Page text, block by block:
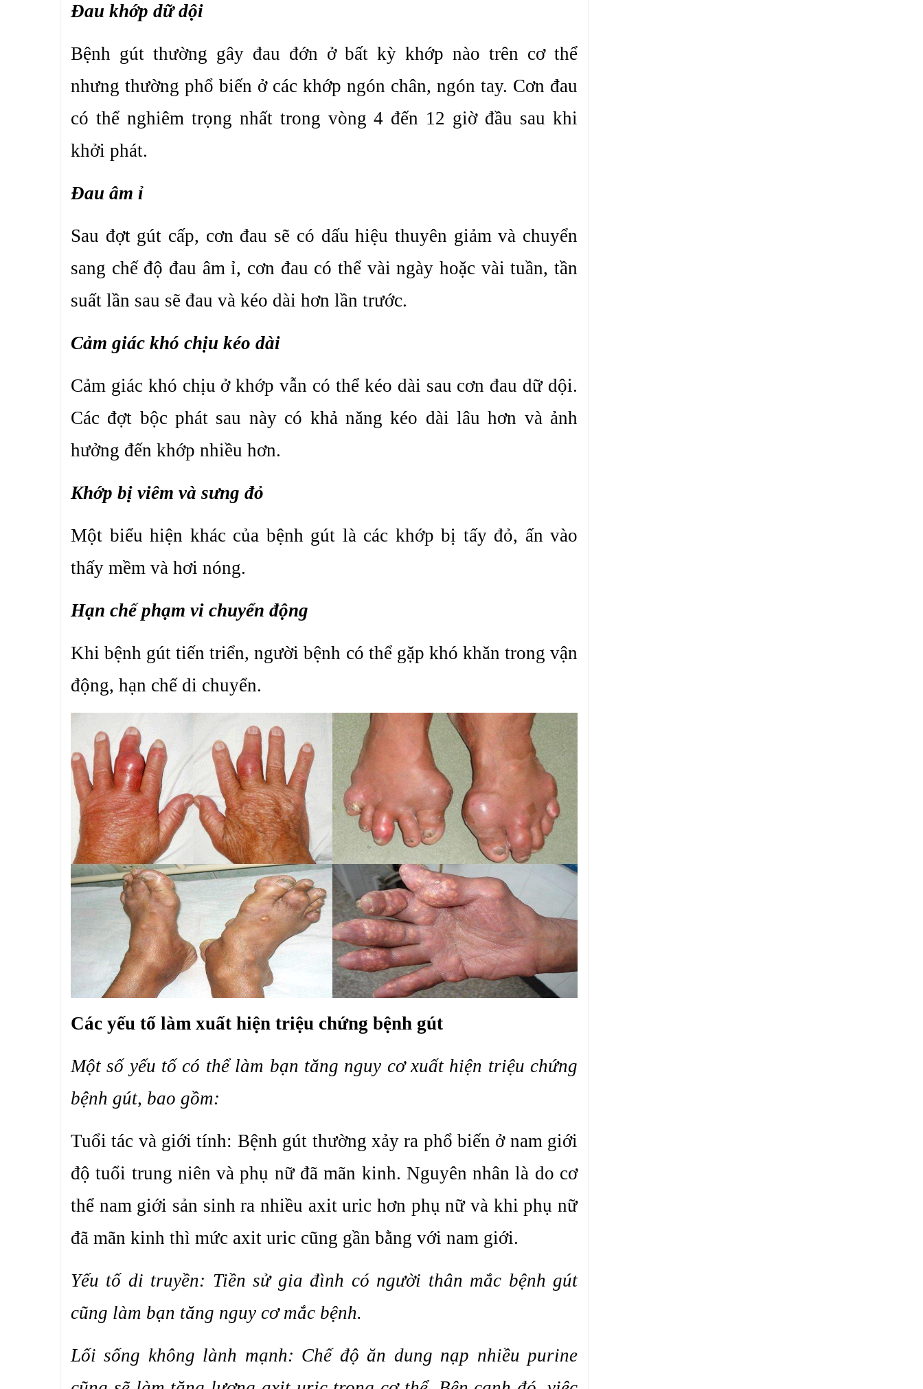
Đau khớp dữ dội
Bệnh gút thường gây đau đớn ở bất kỳ khớp nào trên cơ thể
nhưng thường phổ biến ở các khớp ngón chân, ngón tay. Cơn đau
có thể nghiêm trọng nhất trong vòng 4 đến 12 giờ đầu sau khi
khởi phát.
Đau âm ỉ
Sau đợt gút cấp, cơn đau sẽ có dấu hiệu thuyên giảm và chuyển
sang chế độ đau âm ỉ, cơn đau có thể vài ngày hoặc vài tuần, tần
suất lần sau sẽ đau và kéo dài hơn lần trước.
Cảm giác khó chịu kéo dài
Cảm giác khó chịu ở khớp vẫn có thể kéo dài sau cơn đau dữ dội.
Các đợt bộc phát sau này có khả năng kéo dài lâu hơn và ảnh
hưởng đến khớp nhiều hơn.
Khớp bị viêm và sưng đỏ
Một biểu hiện khác của bệnh gút là các khớp bị tấy đỏ, ấn vào
thấy mềm và hơi nóng.
Hạn chế phạm vi chuyển động
Khi bệnh gút tiến triển, người bệnh có thể gặp khó khăn trong vận
động, hạn chế di chuyển.
Các yếu tố làm xuất hiện triệu chứng bệnh gút
Một số yếu tố có thể làm bạn tăng nguy cơ xuất hiện triệu chứng
bệnh gút, bao gồm:
Tuổi tác và giới tính: Bệnh gút thường xảy ra phổ biến ở nam giới
độ tuổi trung niên và phụ nữ đã mãn kinh. Nguyên nhân là do cơ
thể nam giới sản sinh ra nhiều axit uric hơn phụ nữ và khi phụ nữ
đã mãn kinh thì mức axit uric cũng gần bằng với nam giới.
Yếu tố di truyền: Tiền sử gia đình có người thân mắc bệnh gút
cũng làm bạn tăng nguy cơ mắc bệnh.
Lối sống không lành mạnh: Chế độ ăn dung nạp nhiều purine